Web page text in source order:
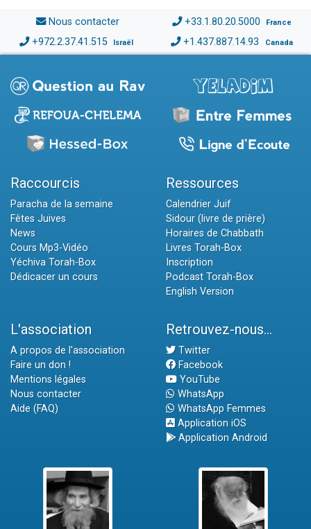
Nous contacter +33.1.80.20.5000 France
+972.2.37.41.515 Israël +1.437.887.14.93 Canada
Raccourcis
Paracha de la semaine
Fêtes Juives
News
Cours Mp3-Vidéo
Yéchiva Torah-Box
Dédicacer un cours
Ressources
Calendrier Juif
Sidour (livre de prière)
Horaires de Chabbath
Livres Torah-Box
Inscription
Podcast Torah-Box
English Version
L'association
A propos de l'association
Faire un don !
Mentions légales
Nous contacter
Aide (FAQ)
Retrouvez-nous...
Twitter
Facebook
YouTube
WhatsApp
WhatsApp Femmes
Application iOS
Application Android